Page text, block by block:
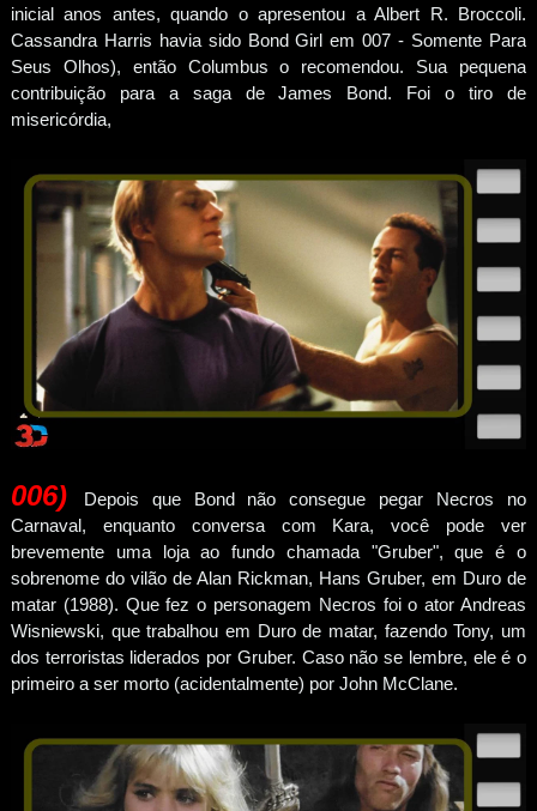
inicial anos antes, quando o apresentou a Albert R. Broccoli.
Cassandra Harris havia sido Bond Girl em 007 - Somente Para
Seus Olhos), então Columbus o recomendou. Sua pequena
contribuição para a saga de James Bond. Foi o tiro de
misericórdia,
006)
Depois que Bond não consegue pegar Necros no
Carnaval, enquanto conversa com Kara, você pode ver
brevemente uma loja ao fundo chamada "Gruber", que é o
sobrenome do vilão de Alan Rickman, Hans Gruber, em Duro de
matar (1988). Que fez o personagem Necros foi o ator Andreas
Wisniewski, que trabalhou em Duro de matar, fazendo Tony, um
dos terroristas liderados por Gruber. Caso não se lembre, ele é o
primeiro a ser morto (acidentalmente) por John McClane.